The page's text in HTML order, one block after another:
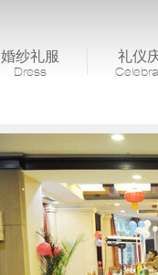
婚纱礼服
Dress
礼仪